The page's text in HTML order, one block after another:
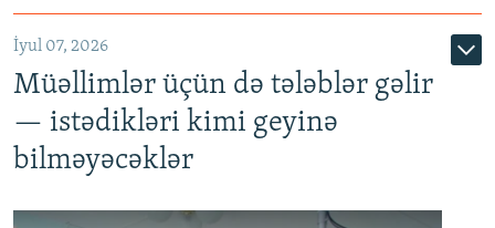
İyul 07, 2026
Müəllimlər üçün də tələblər gəlir
— istədikləri kimi geyinə
bilməyəcəklər